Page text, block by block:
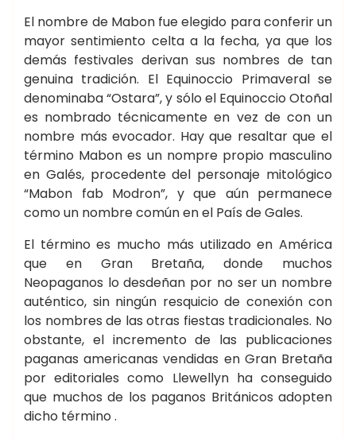
El nombre de Mabon fue elegido para conferir un
mayor sentimiento celta a la fecha, ya que los
demás festivales derivan sus nombres de tan
genuina tradición. El Equinoccio Primaveral se
denominaba “Ostara”, y sólo el Equinoccio Otoñal
es nombrado técnicamente en vez de con un
nombre más evocador. Hay que resaltar que el
término Mabon es un nompre propio masculino
en Galés, procedente del personaje mitológico
“Mabon fab Modron”, y que aún permanece
como un nombre común en el País de Gales.
El término es mucho más utilizado en América
que en Gran Bretaña, donde muchos
Neopaganos lo desdeñan por no ser un nombre
auténtico, sin ningún resquicio de conexión con
los nombres de las otras fiestas tradicionales. No
obstante, el incremento de las publicaciones
paganas americanas vendidas en Gran Bretaña
por editoriales como Llewellyn ha conseguido
que muchos de los paganos Británicos adopten
dicho término .